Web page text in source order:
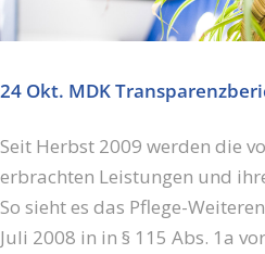
24 Okt. MDK
Seit Herbst 2009 werden die
erbrachten Leistungen und
So sieht es das Pflege-
Juli 2008 in in § 115 Abs. 1a